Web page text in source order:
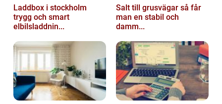
Laddbox i stockholm
trygg och smart
elbilsladdnin...
Salt till grusvägar så får
man en stabil och
damm...